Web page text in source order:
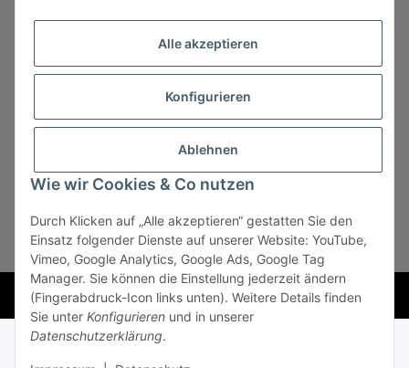
Alle akzeptieren
Konfigurieren
Ablehnen
Wie wir Cookies & Co nutzen
Durch Klicken auf „Alle akzeptieren“ gestatten Sie den
Einsatz folgender Dienste auf unserer Website: YouTube,
Vimeo, Google Analytics, Google Ads, Google Tag
Manager. Sie können die Einstellung jederzeit ändern
(Fingerabdruck-Icon links unten). Weitere Details finden
Sie unter Konfigurieren und in unserer
Datenschutzerklärung.
Vertrag widerrufen
* Alle Preise zzgl. gesetzlicher USt., zzgl.Versand, zzgl.
Mindermengenzuschlag
Powered byJTL-Shop